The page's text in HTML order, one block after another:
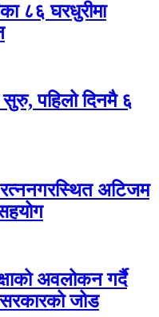
८६ घरधुरीमा
पहिलो दिनमै ६
अटिजम
अवलोकन गर्दै
सरकारको जोड